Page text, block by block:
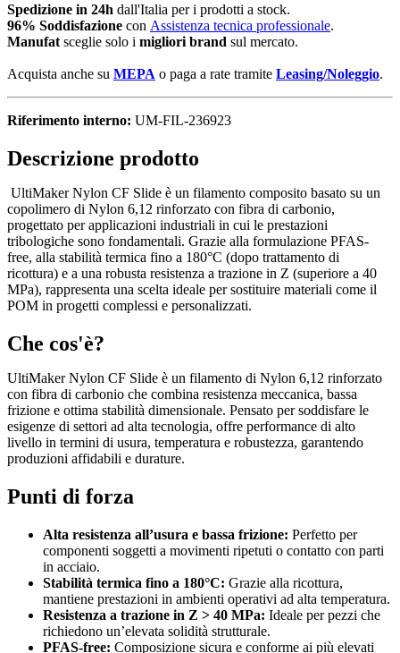
Spedizione in 24h dall'Italia per i prodotti a stock.
96% Soddisfazione con Assistenza tecnica professionale.
Manufat sceglie solo i migliori brand sul mercato.
Acquista anche su MEPA o paga a rate tramite Leasing/Noleggio.
Riferimento interno: UM-FIL-236923
Descrizione prodotto
UltiMaker Nylon CF Slide è un filamento composito basato su un
copolimero di Nylon 6,12 rinforzato con fibra di carbonio,
progettato per applicazioni industriali in cui le prestazioni
tribologiche sono fondamentali. Grazie alla formulazione PFAS-
free, alla stabilità termica fino a 180°C (dopo trattamento di
ricottura) e a una robusta resistenza a trazione in Z (superiore a 40
MPa), rappresenta una scelta ideale per sostituire materiali come il
POM in progetti complessi e personalizzati.
Che cos'è?
UltiMaker Nylon CF Slide è un filamento di Nylon 6,12 rinforzato
con fibra di carbonio che combina resistenza meccanica, bassa
frizione e ottima stabilità dimensionale. Pensato per soddisfare le
esigenze di settori ad alta tecnologia, offre performance di alto
livello in termini di usura, temperatura e robustezza, garantendo
produzioni affidabili e durature.
Punti di forza
Alta resistenza all’usura e bassa frizione: Perfetto per
componenti soggetti a movimenti ripetuti o contatto con parti
in acciaio.
Stabilità termica fino a 180°C: Grazie alla ricottura,
mantiene prestazioni in ambienti operativi ad alta temperatura.
Resistenza a trazione in Z > 40 MPa: Ideale per pezzi che
richiedono un’elevata solidità strutturale.
PFAS-free: Composizione sicura e conforme ai più elevati